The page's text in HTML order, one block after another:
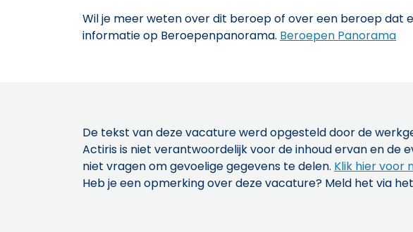
Wil je meer weten over dit beroep of over een beroep dat
informatie op Beroepenpanorama. Beroepen Panorama
De tekst van deze vacature werd opgesteld door de
Actiris is niet verantwoordelijk voor de inhoud ervan en de
niet vragen om gevoelige gegevens te delen. Klik hier voor
Heb je een opmerking over deze vacature? Meld het via het